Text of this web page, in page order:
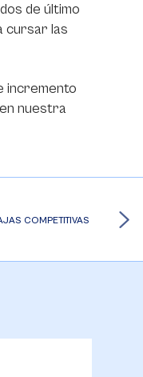
de último
cursar las
incremento
nuestra
COMPETITIVAS